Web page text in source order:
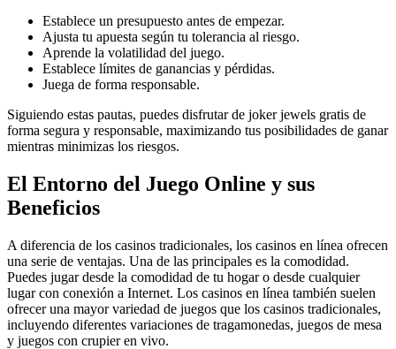
Establece un presupuesto antes de empezar.
Ajusta tu apuesta según tu tolerancia al riesgo.
Aprende la volatilidad del juego.
Establece límites de ganancias y pérdidas.
Juega de forma responsable.
Siguiendo estas pautas, puedes disfrutar de joker jewels gratis de
forma segura y responsable, maximizando tus posibilidades de ganar
mientras minimizas los riesgos.
El Entorno del Juego Online y sus
Beneficios
A diferencia de los casinos tradicionales, los casinos en línea ofrecen
una serie de ventajas. Una de las principales es la comodidad.
Puedes jugar desde la comodidad de tu hogar o desde cualquier
lugar con conexión a Internet. Los casinos en línea también suelen
ofrecer una mayor variedad de juegos que los casinos tradicionales,
incluyendo diferentes variaciones de tragamonedas, juegos de mesa
y juegos con crupier en vivo.